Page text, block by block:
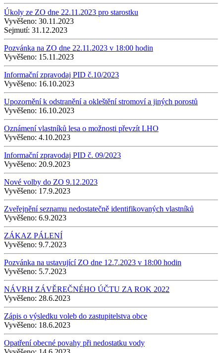
Úkoly ze ZO dne 22.11.2023 pro starostku
Vyvěšeno: 30.11.2023
Sejmutí: 31.12.2023
Pozvánka na ZO dne 22.11.2023 v 18:00 hodin
Vyvěšeno: 15.11.2023
Informační zpravodaj PID č.10/2023
Vyvěšeno: 16.10.2023
Upozornění k odstranění a okleštění stromoví a jiných porostů
Vyvěšeno: 16.10.2023
Oznámení vlastníků lesa o možnosti převzít LHO
Vyvěšeno: 4.10.2023
Informační zpravodaj PID č. 09/2023
Vyvěšeno: 20.9.2023
Nové volby do ZO 9.12.2023
Vyvěšeno: 17.9.2023
Zveřejnění seznamu nedostatečně identifikovaných vlastníků
Vyvěšeno: 6.9.2023
ZÁKAZ PÁLENÍ
Vyvěšeno: 9.7.2023
Pozvánka na ustavující ZO dne 12.7.2023 v 18:00 hodin
Vyvěšeno: 5.7.2023
NÁVRH ZÁVĚREČNÉHO ÚČTU ZA ROK 2022
Vyvěšeno: 28.6.2023
Zápis o výsledku voleb do zastupitelstva obce
Vyvěšeno: 18.6.2023
Opatření obecné povahy při nedostatku vody